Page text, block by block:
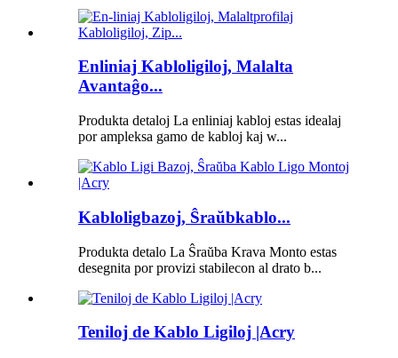
Enliniaj Kabloligiloj, Malalta
Avantaĝo...
Produkta detaloj La enliniaj kabloj estas idealaj
por ampleksa gamo de kabloj kaj w...
Kabloligbazoj, Ŝraŭbkablo...
Produkta detalo La Ŝraŭba Krava Monto estas
desegnita por provizi stabilecon al drato b...
Teniloj de Kablo Ligiloj |Acry